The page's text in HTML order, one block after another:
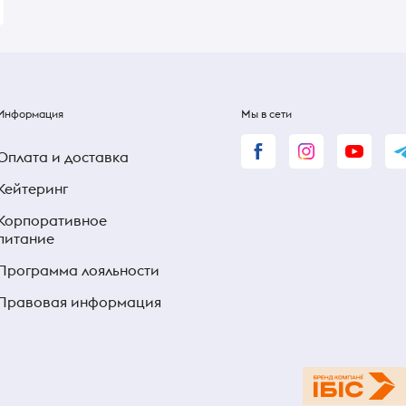
и доставка
лояльности
информация
Мы в сети